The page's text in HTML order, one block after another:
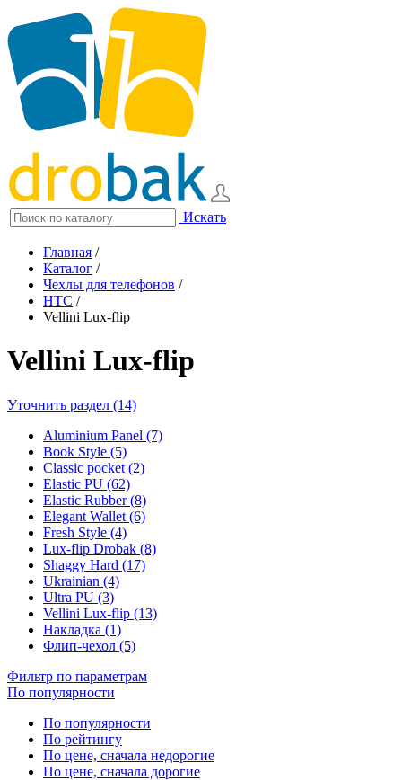
Искать
Главная /
Каталог /
Чехлы для телефонов /
HTC /
Vellini Lux-flip
Vellini Lux-flip
Уточнить раздел (14)
Aluminium Panel (7)
Book Style (5)
Classic pocket (2)
Elastic PU (62)
Elastic Rubber (8)
Elegant Wallet (6)
Fresh Style (4)
Lux-flip Drobak (8)
Shaggy Hard (17)
Ukrainian (4)
Ultra PU (3)
Vellini Lux-flip (13)
Накладка (1)
Флип-чехол (5)
Фильтр по параметрам
По популярности
По популярности
По рейтингу
По цене, сначала недорогие
По цене, сначала дорогие